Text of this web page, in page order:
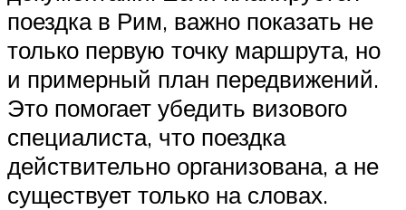
поездка в Рим, важно показать не
только первую точку маршрута, но
и примерный план передвижений.
Это помогает убедить визового
специалиста, что поездка
действительно организована, а не
существует только на словах.